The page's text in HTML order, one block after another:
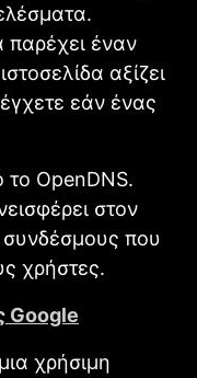
παρέχει έναν
αξίζει
εάν ένας
το OpenDNS.
στον
συνδέσμους που
χρήστες.
Google
χρήσιμη